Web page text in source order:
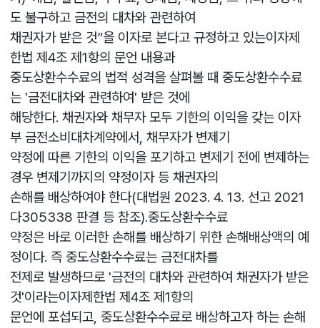
도 불구하고 금전의 대차와 관련하여
채권자가 받은 것”을 이자로 본다고 규정하고 있는이자제
한법 제4조 제1항의 문언 내용과
중도상환수수료의 법적 성격을 살펴볼 때 중도상환수수료
는 '금전대차와 관련하여' 받은 것에
해당한다. 채권자와 채무자 모두 기한의 이익을 갖는 이자
부 금전소비대차계약에서, 채무자가 변제기
약정에 따른 기한의 이익을 포기하고 변제기 전에 변제하는
경우 변제기까지의 약정이자 등 채권자의
손해를 배상하여야 한다(대법원 2023. 4. 13. 선고 2021
다305338 판결 등 참조).중도상환수수료
약정은 바로 이러한 손해를 배상하기 위한 손해배상액의 예
정이다. 즉 중도상환수수료는 금전대차를
전제로 발생하므로 '금전의 대차와 관련하여 채권자가 받은
것'이라는이자제한법 제4조 제1항의
문언에 포섭되고, 중도상환수수료로 배상하고자 하는 손해